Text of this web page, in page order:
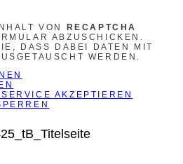
VON RECAPTCHA
ABZUSCHICKEN.
DASS DABEI DATEN MIT
WERDEN.
AKZEPTIEREN